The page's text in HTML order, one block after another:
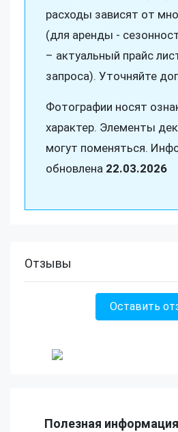
расходы зависят от
(для аренды -
– актуальный прайс
запроса). Уточняйте
Фотографии носят
характер. Элементы
могут поменяться.
обновлена 22.03.2026
Отзывы
Оставить
Полезная информация